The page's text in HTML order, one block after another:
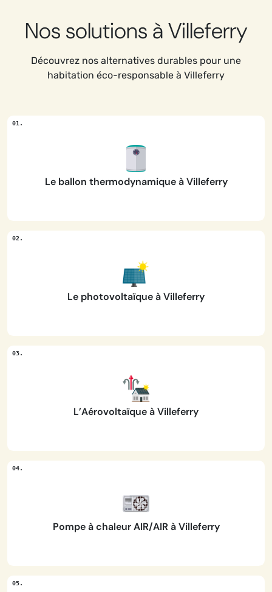
Nos solutions à Villeferry
Découvrez nos alternatives durables pour une
habitation éco-responsable à Villeferry
Le ballon thermodynamique à Villeferry
Le photovoltaïque à Villeferry
L’Aérovoltaïque à Villeferry
Pompe à chaleur AIR/AIR à Villeferry